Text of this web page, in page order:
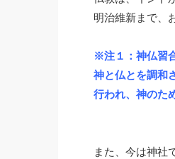
明治維新まで、
※注１：神仏習
神と仏とを調和
行われ、神のた
また、今は神社